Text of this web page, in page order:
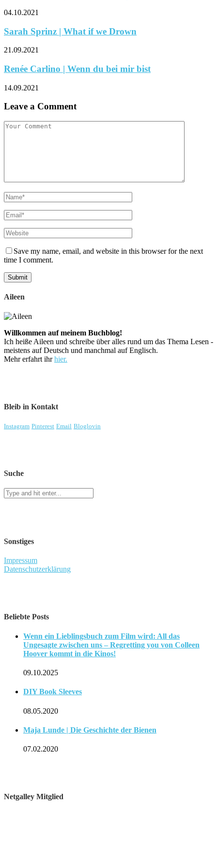
04.10.2021
Sarah Sprinz | What if we Drown
21.09.2021
Renée Carlino | Wenn du bei mir bist
14.09.2021
Leave a Comment
Save my name, email, and website in this browser for the next
time I comment.
Aileen
Willkommen auf meinem Buchblog!
Ich heiße Aileen und schreibe über alles rund um das Thema Lesen -
meistens auf Deutsch und manchmal auf Englisch.
Mehr erfahrt ihrhier.
Bleib in Kontakt
Instagram Pinterest Email Bloglovin
Suche
Sonstiges
Impressum
Datenschutzerklärung
Beliebte Posts
Wenn ein Lieblingsbuch zum Film wird: All das
Ungesagte zwischen uns – Regretting you von Colleen
Hoover kommt in die Kinos!
09.10.2025
DIY Book Sleeves
08.05.2020
Maja Lunde | Die Geschichte der Bienen
07.02.2020
Netgalley Mitglied